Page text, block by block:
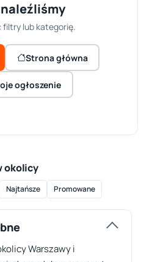
filtry lub kategorię.
Strona główna
ogłoszenie
okolicy
Najtańsze Promowane
Warszawy i